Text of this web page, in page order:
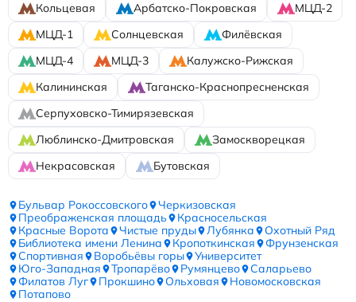
Кольцевая
Арбатско-Покровская
МЦД-2
МЦД-1
Солнцевская
Филёвская
МЦД-4
МЦД-3
Калужско-Рижская
Калининская
Таганско-Краснопресненская
Серпуховско-Тимирязевская
Люблинско-Дмитровская
Замоскворецкая
Некрасовская
Бутовская
Бульвар Рокоссовского
Черкизовская
Преображенская площадь
Красносельская
Красные Ворота
Чистые пруды Лубянка
Охотный Ряд
Библиотека имени Ленина
Кропоткинская
Фрунзенская
Спортивная
Воробьёвы горы
Университет
Юго-Западная
Тропарёво Румянцево
Саларьево
Филатов Луг
Прокшино Ольховая
Новомосковская
Потапово